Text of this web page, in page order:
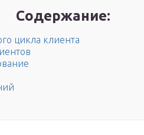
Содержание:
цикла клиента